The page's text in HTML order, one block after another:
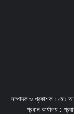
সম্পাদক ও প্রকাশক : মোঃ
প্রধান কার্যালয় :